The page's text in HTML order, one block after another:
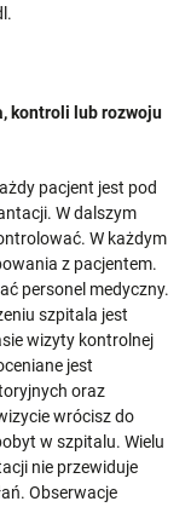
kontroli lub rozwoju
pacjent jest pod
W dalszym
W każdym
z pacjentem.
personel medyczny.
szpitala jest
wizyty kontrolnej
jest
oraz
wrócisz do
w szpitalu. Wielu
nie przewiduje
Obserwacje